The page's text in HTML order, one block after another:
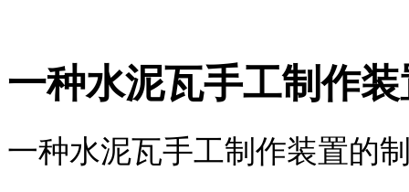
一种水泥瓦手工制作
一种水泥瓦手工制作装置的